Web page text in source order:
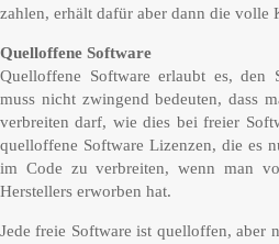
zahlen, erhält dafür aber dann die volle
Quelloffene Software
Quelloffene Software erlaubt es, den
muss nicht zwingend bedeuten, dass
verbreiten darf, wie dies bei freier
quelloffene Software Lizenzen, die es
im Code zu verbreiten, wenn man
Herstellers erworben hat.
Jede freie Software ist quelloffen, aber